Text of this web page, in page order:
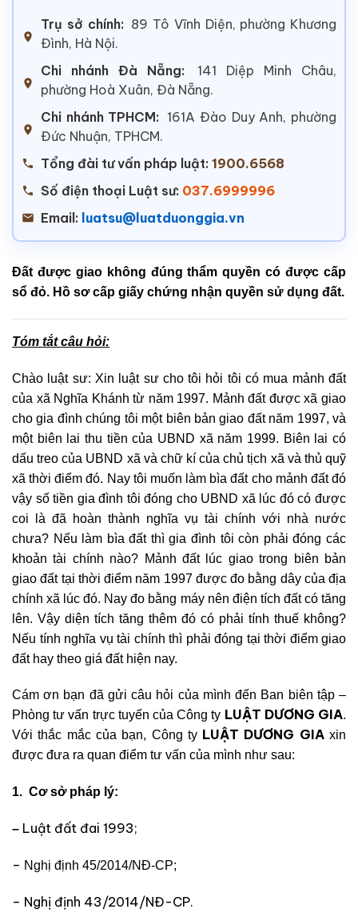
Trụ sở chính: 89 Tô Vĩnh Diện, phường Khương
Đình, Hà Nội.
Chi nhánh Đà Nẵng:
141 Diệp Minh Châu,
phường Hoà Xuân, Đà Nẵng.
Chi nhánh TPHCM: 161A Đào Duy Anh, phường
Đức Nhuận, TPHCM.
Tổng đài tư vấn pháp luật: 1900.6568
Số điện thoại Luật sư: 037.6999996
Email: luatsu@luatduonggia.vn
Đất được giao không đúng thẩm quyền có được cấp
sổ đỏ. Hồ sơ cấp giấy chứng nhận quyền sử dụng đất.
Tóm tắt câu hỏi:
Chào luật sư: Xin luật sư cho tôi hỏi tôi có mua mảnh đất
của xã Nghĩa Khánh từ năm 1997. Mảnh đất được xã giao
cho gia đình chúng tôi một biên bản giao đất năm 1997, và
một biên lai thu tiền của UBND xã năm 1999. Biên lai có
dấu treo của UBND xã và chữ kí của chủ tịch xã và thủ quỹ
xã thời điểm đó. Nay tôi muốn làm bìa đất cho mảnh đất đó
vậy số tiền gia đình tôi đóng cho UBND xã lúc đó có được
coi là đã hoàn thành nghĩa vụ tài chính với nhà nước
chưa? Nếu làm bìa đất thì gia đình tôi còn phải đóng các
khoản tài chính nào? Mảnh đất lúc giao trong biên bản
giao đất tại thời điểm năm 1997 được đo bằng dây của địa
chính xã lúc đó. Nay đo bằng máy nên điện tích đất có tăng
lên. Vậy diện tích tăng thêm đó có phải tính thuế không?
Nếu tính nghĩa vụ tài chính thì phải đóng tại thời điểm giao
đất hay theo giá đất hiện nay.
Cám ơn bạn đã gửi câu hỏi của mình đến Ban biên tập –
Phòng tư vấn trực tuyến của Công ty LUẬT DƯƠNG GIA.
Với thắc mắc của bạn, Công ty LUẬT DƯƠNG GIAxin
được đưa ra quan điểm tư vấn của mình như sau:
1. Cơ sở pháp lý:
– Luật đất đai 1993;
– Nghị định 45/2014/NĐ-CP;
– Nghị định 43/2014/NĐ-CP.